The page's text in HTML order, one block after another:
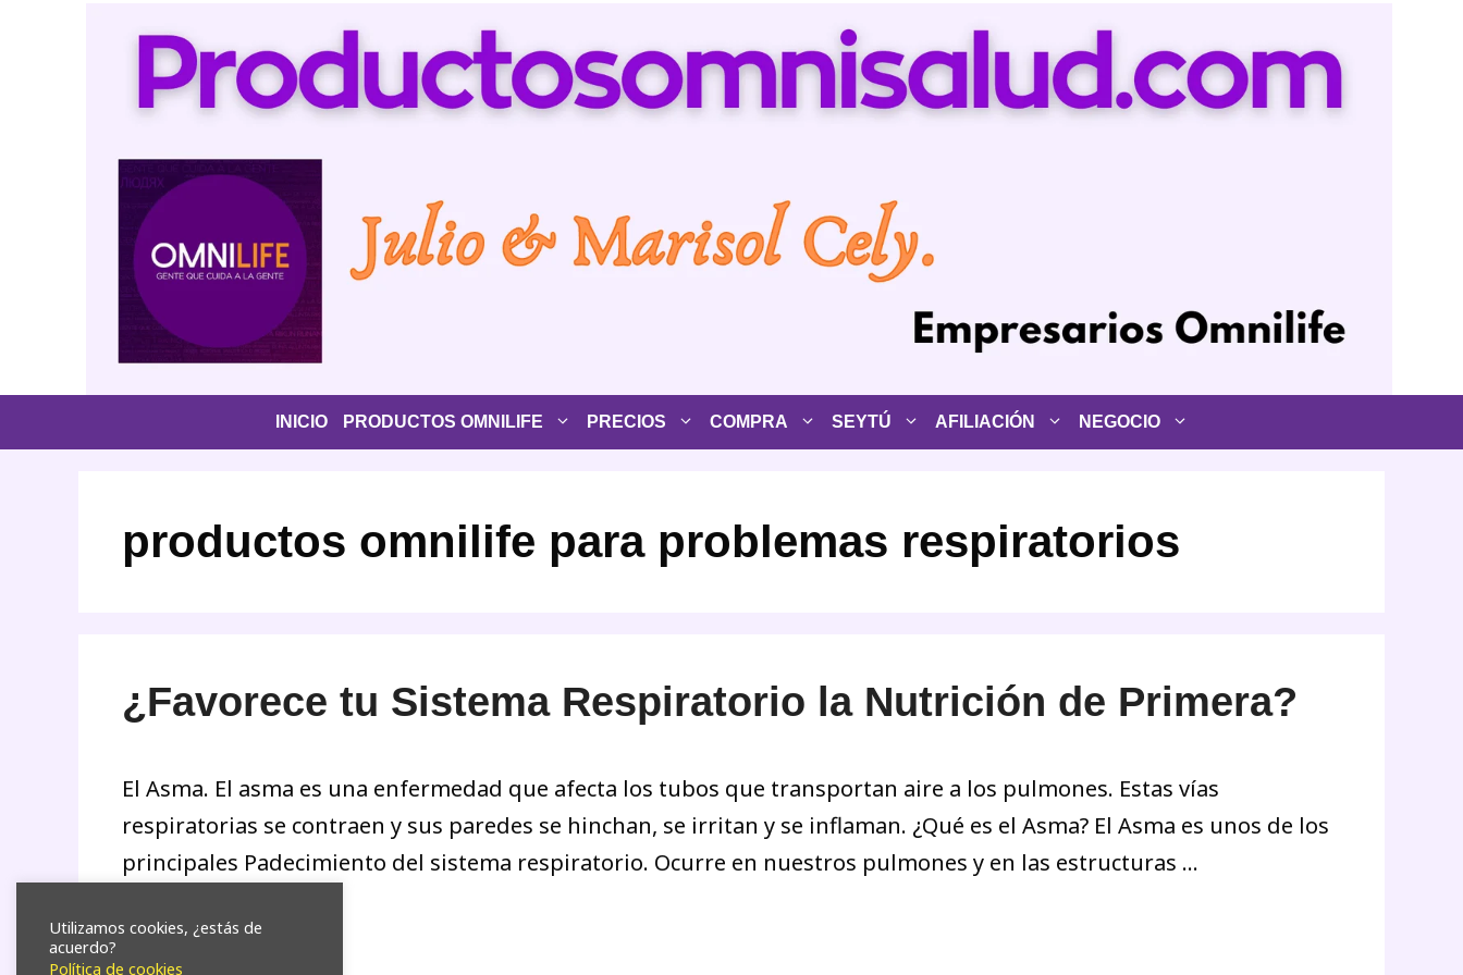
INICIO PRODUCTOS OMNILIFE PRECIOS COMPRA SEYTÚ AFILIACIÓN NEGOCIO
productos omnilife para problemas respiratorios
¿Favorece tu Sistema Respiratorio la Nutrición de Primera?
El Asma. El asma es una enfermedad que afecta los tubos que transportan aire a los pulmones. Estas vías
respiratorias se contraen y sus paredes se hinchan, se irritan y se inflaman. ¿Qué es el Asma? El Asma es unos de los
principales Padecimiento del sistema respiratorio. Ocurre en nuestros pulmones y en las estructuras …
Leer más
Utilizamos cookies, ¿estás de
acuerdo?
Política de cookies